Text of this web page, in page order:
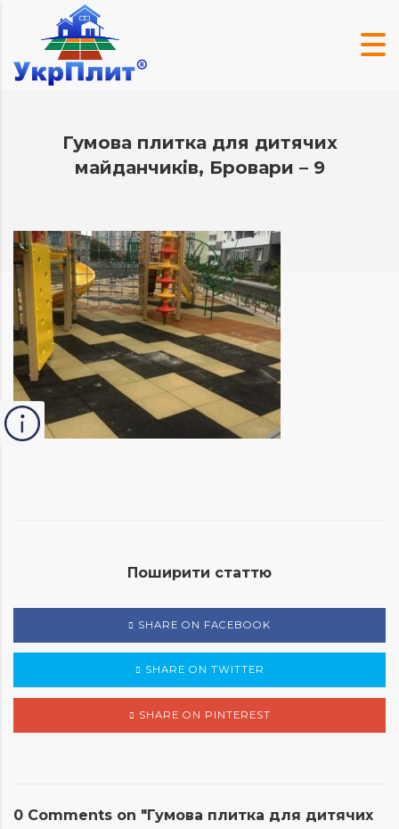
Гумова плитка для дитячих
майданчиків, Бровари – 9
Поширити статтю
SHARE ON FACEBOOK
SHARE ON TWITTER
SHARE ON PINTEREST
0 Comments on "Гумова плитка для дитячих